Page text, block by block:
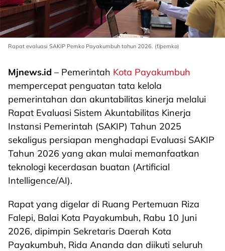
Rapat evaluasi SAKIP Pemko Payakumbuh tahun 2026. (f/pemko)
Mjnews.id – Pemerintah Kota Payakumbuh
mempercepat penguatan tata kelola
pemerintahan dan akuntabilitas kinerja melalui
Rapat Evaluasi Sistem Akuntabilitas Kinerja
Instansi Pemerintah (SAKIP) Tahun 2025
sekaligus persiapan menghadapi Evaluasi SAKIP
Tahun 2026 yang akan mulai memanfaatkan
teknologi kecerdasan buatan (Artificial
Intelligence/AI).
Rapat yang digelar di Ruang Pertemuan Riza
Falepi, Balai Kota Payakumbuh, Rabu 10 Juni
2026, dipimpin Sekretaris Daerah Kota
Payakumbuh, Rida Ananda dan diikuti seluruh